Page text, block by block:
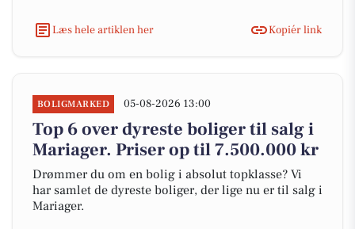
Læs hele artiklen her Kopiér link
BOLIGMARKED 05-08-2026 13:00
Top 6 over dyreste boliger til salg i
Mariager. Priser op til 7.500.000 kr
Drømmer du om en bolig i absolut topklasse? Vi
har samlet de dyreste boliger, der lige nu er til salg i
Mariager.